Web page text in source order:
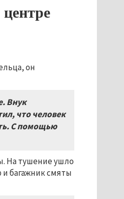
он
Внук
что человек
С помощью
На тушение ушло
багажник смяты